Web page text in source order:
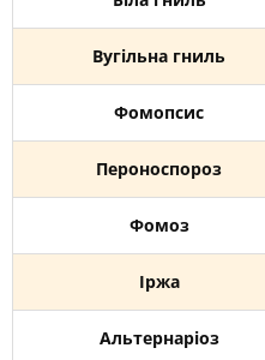
Вугільна гниль
Фомопсис
Пероноспороз
Фомоз
Іржа
Альтернаріоз